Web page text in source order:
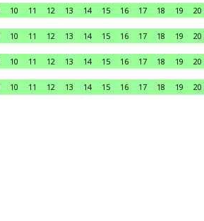
10 11 12 13 14 15 16 17 18 19 20
10 11 12 13 14 15 16 17 18 19 20
10 11 12 13 14 15 16 17 18 19 20
10 11 12 13 14 15 16 17 18 19 20